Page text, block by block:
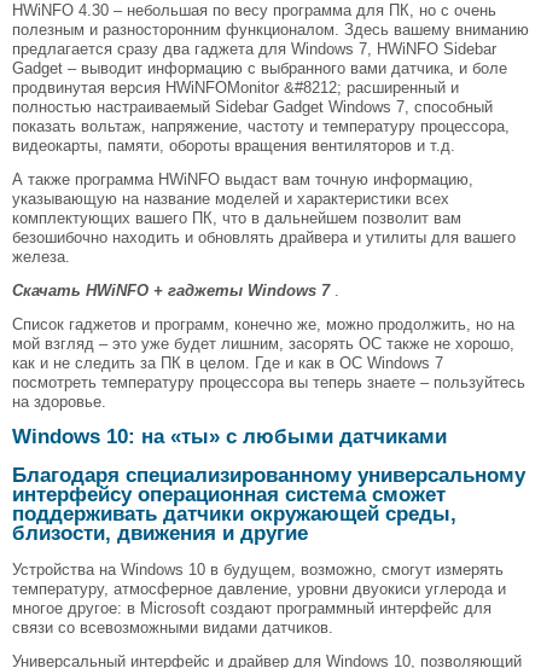
HWiNFO 4.30 – небольшая по весу программа для ПК, но с очень
полезным и разносторонним функционалом. Здесь вашему вниманию
предлагается сразу два гаджета для Windows 7, HWiNFO Sidebar
Gadget – выводит информацию с выбранного вами датчика, и боле
продвинутая версия HWiNFOMonitor &#8212; расширенный и
полностью настраиваемый Sidebar Gadget Windows 7, способный
показать вольтаж, напряжение, частоту и температуру процессора,
видеокарты, памяти, обороты вращения вентиляторов и т.д.
А также программа HWiNFO выдаст вам точную информацию,
указывающую на название моделей и характеристики всех
комплектующих вашего ПК, что в дальнейшем позволит вам
безошибочно находить и обновлять драйвера и утилиты для вашего
железа.
Скачать HWiNFO + гаджеты Windows 7.
Список гаджетов и программ, конечно же, можно продолжить, но на
мой взгляд – это уже будет лишним, засорять ОС также не хорошо,
как и не следить за ПК в целом. Где и как в ОС Windows 7
посмотреть температуру процессора вы теперь знаете – пользуйтесь
на здоровье.
Windows 10: на «ты» с любыми датчиками
Благодаря специализированному универсальному
интерфейсу операционная система сможет
поддерживать датчики окружающей среды,
близости, движения и другие
Устройства на Windows 10 в будущем, возможно, смогут измерять
температуру, атмосферное давление, уровни двуокиси углерода и
многое другое: в Microsoft создают программный интерфейс для
связи со всевозможными видами датчиков.
Универсальный интерфейс и драйвер для Windows 10, позволяющий